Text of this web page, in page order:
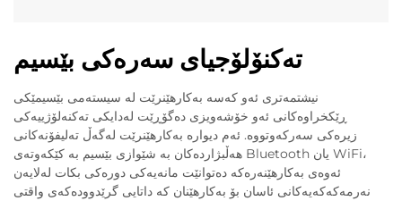
تەکنۆلۆجیای سەرەکی بێسیم
نیشتمەتری ئەو کەسە بەکارهێنرێت لە سیستەمی بێسیمێکی
ڕێکخراوەکانی ئەو خۆشەویزی دەگۆڕێت لەدایکی تەکنەلۆژییەکی
زیرەکی سەرکەوتووە. ئەم دیوارە بەکارهێنرێت لەگەڵ تەلیفۆنەکانی
هەڵبژاردەکان بە شێوازی بێسیم بە کێکەوتەی Bluetooth یان WiFi،
ئەوەی بەکارهێنەرەکە دەتوانێت مانەیەکی دورەکی بکات لەلایەن
نەرمەکەکەیەکانی ئاسان بۆ بەکارهێنان کە داتایی گرێدوودەکەی واقتی